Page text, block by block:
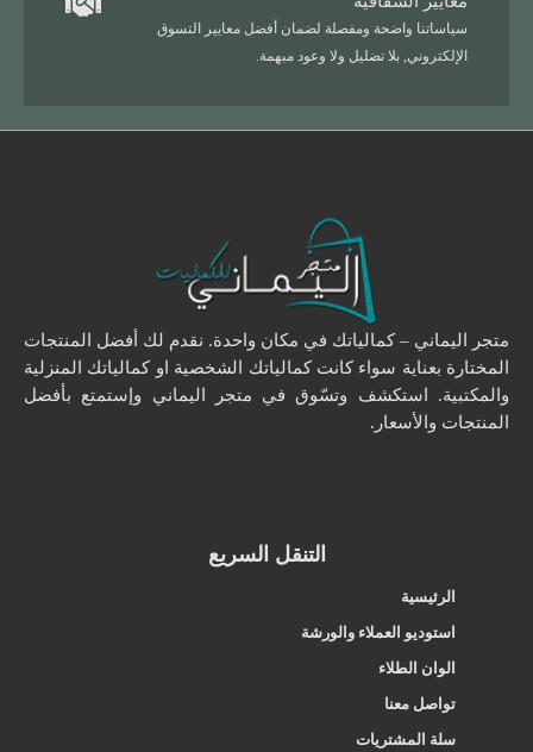
سياساتنا واضحة ومفصلة لضمان أفضل معايير التسوق
الإلكتروني, بلا تضليل ولا وعود مبهمة.
متجر اليماني – كمالياتك في مكان واحدة. نقدم لك أفضل المنتجات
المختارة بعناية سواء كانت كمالياتك الشخصية او كمالياتك المنزلية
والمكتبية. استكشف وتسّوق في متجر اليماني وإستمتع بأفضل
المنتجات والأسعار.
التنقل السريع
الرئيسية
استوديو العملاء والورشة
الوان الطلاء
تواصل معنا
سلة المشتريات